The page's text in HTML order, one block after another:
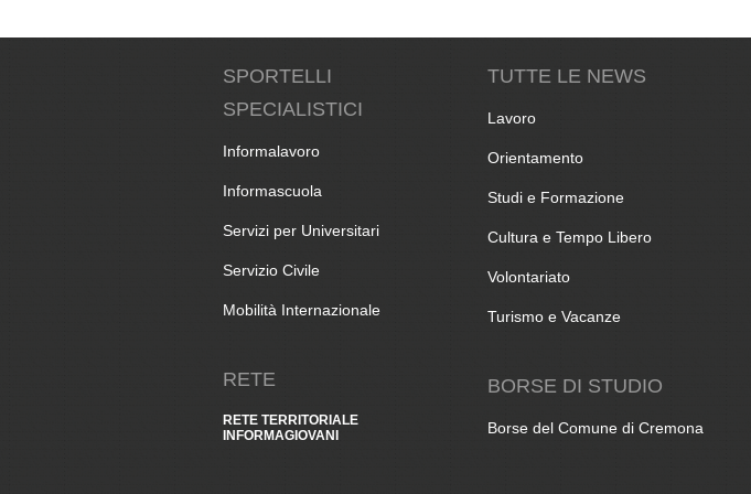
SPORTELLI
SPECIALISTICI
Informalavoro
Informascuola
Servizi per Universitari
Servizio Civile
Mobilità Internazionale
RETE
RETE TERRITORIALE
INFORMAGIOVANI
TUTTE LE NEWS
Lavoro
Orientamento
Studi e Formazione
Cultura e Tempo Libero
Volontariato
Turismo e Vacanze
BORSE DI STUDIO
Borse del Comune di Cremona